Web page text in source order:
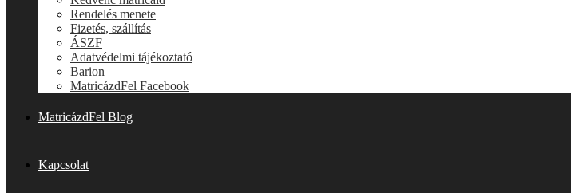
Rendelés menete
Fizetés, szállítás
ÁSZF
Adatvédelmi tájékoztató
Barion
MatricázdFel Facebook
MatricázdFel Blog
Kapcsolat